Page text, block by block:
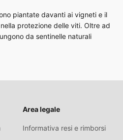
piantate davanti ai vigneti e il
protezione delle viti. Oltre ad
da sentinelle naturali
Area legale
Informativa resi e rimborsi